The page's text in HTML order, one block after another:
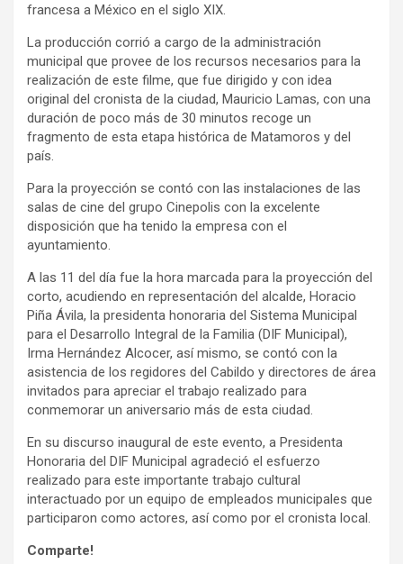
francesa a México en el siglo XIX.
La producción corrió a cargo de la administración
municipal que provee de los recursos necesarios para la
realización de este filme, que fue dirigido y con idea
original del cronista de la ciudad, Mauricio Lamas, con una
duración de poco más de 30 minutos recoge un
fragmento de esta etapa histórica de Matamoros y del
país.
Para la proyección se contó con las instalaciones de las
salas de cine del grupo Cinepolis con la excelente
disposición que ha tenido la empresa con el
ayuntamiento.
A las 11 del día fue la hora marcada para la proyección del
corto, acudiendo en representación del alcalde, Horacio
Piña Ávila, la presidenta honoraria del Sistema Municipal
para el Desarrollo Integral de la Familia (DIF Municipal),
Irma Hernández Alcocer, así mismo, se contó con la
asistencia de los regidores del Cabildo y directores de área
invitados para apreciar el trabajo realizado para
conmemorar un aniversario más de esta ciudad.
En su discurso inaugural de este evento, a Presidenta
Honoraria del DIF Municipal agradeció el esfuerzo
realizado para este importante trabajo cultural
interactuado por un equipo de empleados municipales que
participaron como actores, así como por el cronista local.
Comparte!